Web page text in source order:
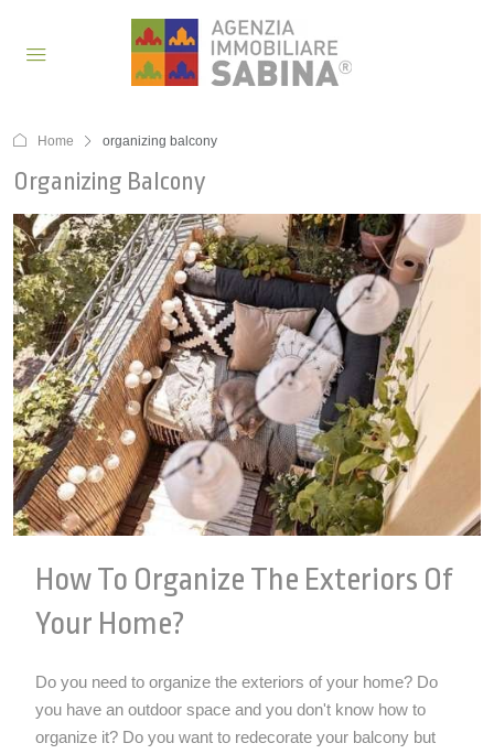
Home organizing balcony
Organizing Balcony
How To Organize The Exteriors Of
Your Home?
Do you need to organize the exteriors of your home? Do
you have an outdoor space and you don't know how to
organize it? Do you want to redecorate your balcony but